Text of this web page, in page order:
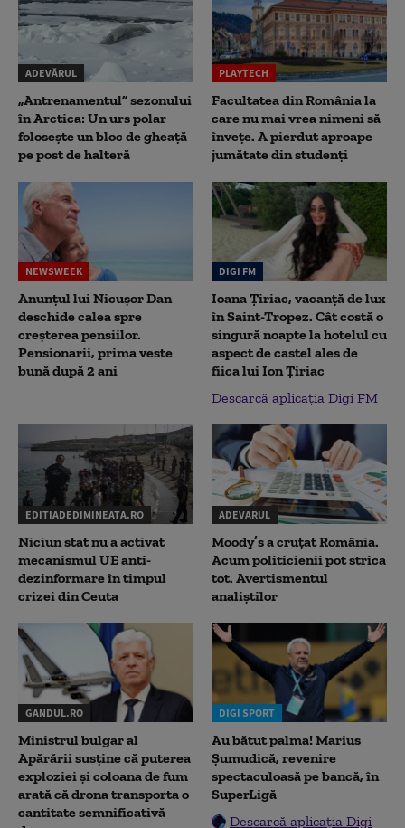
ADEVĂRUL
„Antrenamentul” sezonului
în Arctica: Un urs polar
folosește un bloc de gheață
pe post de halteră
PLAYTECH
Facultatea din România la
care nu mai vrea nimeni să
înveţe. A pierdut aproape
jumătate din studenţi
NEWSWEEK
Anunțul lui Nicușor Dan
deschide calea spre
creșterea pensiilor.
Pensionarii, prima veste
bună după 2 ani
DIGI FM
Ioana Țiriac, vacanță de lux
în Saint-Tropez. Cât costă o
singură noapte la hotelul cu
aspect de castel ales de
fiica lui Ion Țiriac
Descarcă aplicația Digi FM
EDITIADEDIMINEATA.RO
Niciun stat nu a activat
mecanismul UE anti-
dezinformare în timpul
crizei din Ceuta
ADEVARUL
Moody’s a cruțat România.
Acum politicienii pot strica
tot. Avertismentul
analiștilor
GANDUL.RO
Ministrul bulgar al
Apărării susține că puterea
exploziei și coloana de fum
arată că drona transporta o
cantitate semnificativă
DIGI SPORT
Au bătut palma! Marius
Șumudică, revenire
spectaculoasă pe bancă, în
SuperLigă
Descarcă aplicația Digi